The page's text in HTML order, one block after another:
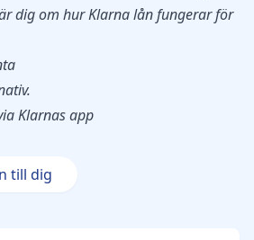
dig om hur Klarna lån fungerar för
Klarnas app
till dig